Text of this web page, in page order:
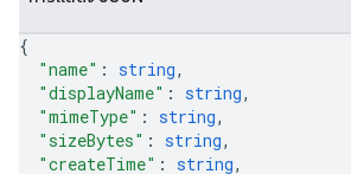
{
"name" : string,
"displayName" : string,
"mimeType" : string,
"sizeBytes" : string,
"createTime" : string,